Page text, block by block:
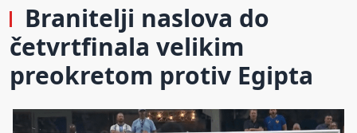
Branitelji naslova do
četvrtfinala velikim
preokretom protiv Egipta